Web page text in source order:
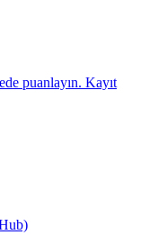
puanlayın. Kayıt